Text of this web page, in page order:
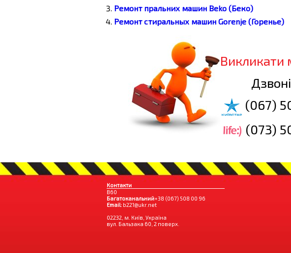
Ремонт пральних машин Beko (Беко)
Ремонт стиральных машин Gorenje (Горенье)
Викликати
(067)
(073)
Контакти
B60
Багатоканальний+38 (067) 508 00 96
Email: b221@ukr.net
02232, м. Київ, Україна
вул. Бальзака 60, 2 поверх.